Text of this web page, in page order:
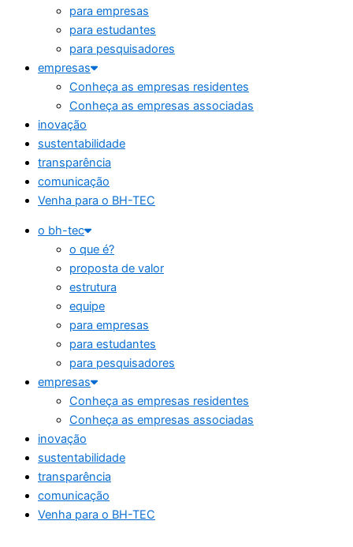
para empresas
para estudantes
para pesquisadores
empresas
Conheça as empresas residentes
Conheça as empresas associadas
inovação
sustentabilidade
transparência
comunicação
Venha para o BH-TEC
o bh-tec
o que é?
proposta de valor
estrutura
equipe
para empresas
para estudantes
para pesquisadores
empresas
Conheça as empresas residentes
Conheça as empresas associadas
inovação
sustentabilidade
transparência
comunicação
Venha para o BH-TEC